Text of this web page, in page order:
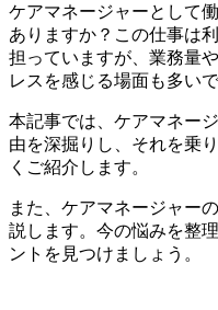
ケアマネージャーとして
ありますか？この仕事は
担っていますが、業務量
レスを感じる場面も多いで
本記事では、ケアマネー
由を深掘りし、それを乗
くご紹介します。
また、ケアマネージャー
説します。今の悩みを整
ントを見つけましょう。